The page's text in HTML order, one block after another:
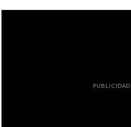
PUBLICIDAD